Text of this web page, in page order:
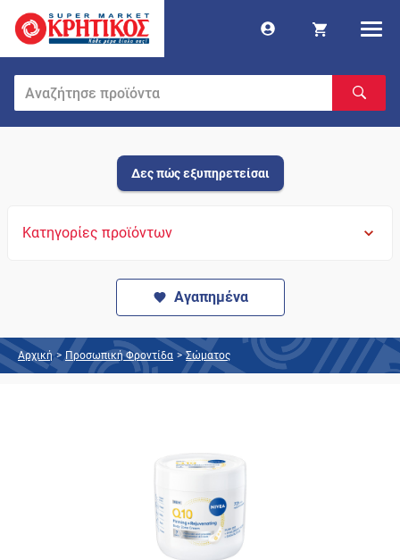
Δες πώς εξυπηρετείσαι
Κατηγορίες προϊόντων
Αγαπημένα
Αρχική > Προσωπική Φροντίδα > Σώματος